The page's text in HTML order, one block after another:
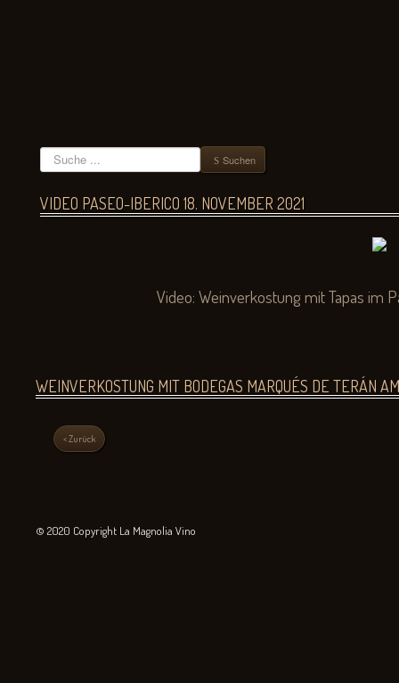
Suchen Suchen
VIDEO PASEO-IBERICO 18. NOVEMBER 2021
Video: Weinverkostung mit Tapas im
WEINVERKOSTUNG MIT BODEGAS MARQUÉS DE TERÁN
< Zurück
© 2020 Copyright La Magnolia Vino